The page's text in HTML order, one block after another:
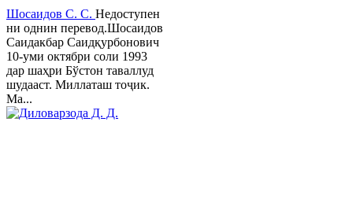
Шосаидов С. С. Недоступен
ни однин перевод.Шосаидов
Саидакбар Саидқурбонович
10-уми октябри соли 1993
дар шаҳри Бўстон таваллуд
шудааст. Миллаташ тоҷик.
Ма...